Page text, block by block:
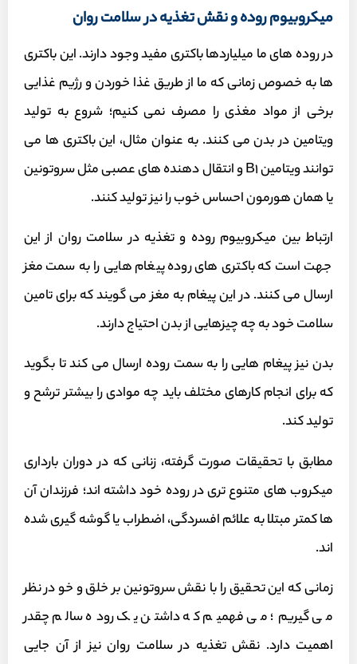
میکروبیوم روده و نقش تغذیه در سلامت روان
در رود‌ه های ما میلیاردها باکتری مفید وجود دارند. این باکتری
ها به خصوص زمانی که ما از طریق غذا خوردن و رژیم غذایی
برخی از مواد مغذی را مصرف نمی کنیم؛ شروع به تولید
ویتامین در بدن می کنند. به عنوان مثال، این باکتر‌ی ها می
توانند ویتامین B1 و انتقال دهنده های عصبی مثل سروتونین
یا همان هورمون احساس خوب را نیز تولید کنند.
ارتباط بین میکروبیوم روده و تغذیه در سلامت روان از این
جهت است که باکتری های روده پیغام هایی را به سمت مغز
ارسال می کنند. در این پیغام به مغز می گویند که برای تامین
سلامت خود به چه چیزهایی از بدن احتیاج دارند.
بدن نیز پیغام هایی را به سمت روده ارسال می کند تا بگوید
که برای انجام کارهای مختلف باید چه موادی را بیشتر ترشح و
تولید کند.
مطابق با تحقیقات صورت گرفته، زنانی که در دوران بارداری
میکروب های متنوع تری در روده خود داشته اند؛ فرزندان آن
ها کمتر مبتلا به علائم افسردگی، اضطراب یا گوشه گیری شده
اند.
زمانی که این تحقیق را با نقش سروتونین بر خلق و خو در نظر
می گیریم؛ می فهمیم که داشتن یک روده سالم چقدر
اهمیت دارد. نقش تغذیه در سلامت روان نیز از آن جایی